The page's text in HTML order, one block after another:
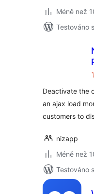
Méně než
Testováno
Deactivate the
an ajax load
customers to
nizapp
Méně než
Testováno